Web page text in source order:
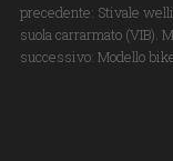
precedente: Stivale
suola carrarmato (VIB).
successivo: Modello